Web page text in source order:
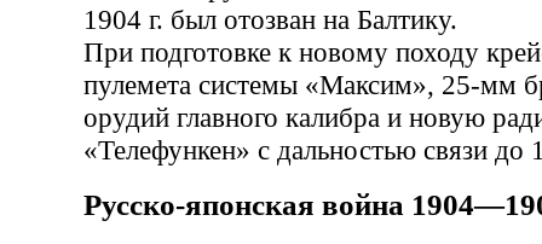
1904 г. был отозван на Балтику.
При подготовке к новому походу
пулемета системы «Максим», 25-мм
орудий главного калибра и новую
«Телефункен» с дальностью связи до
Русско-японская война